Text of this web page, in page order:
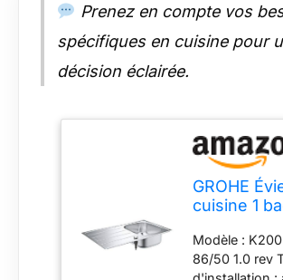
Prenez en compte vos
spécifiques en cuisine pour
décision éclairée.
GROHE
cuisine 1
K200,
86 x 50 x
Modèle :
86/50 1.0 rev